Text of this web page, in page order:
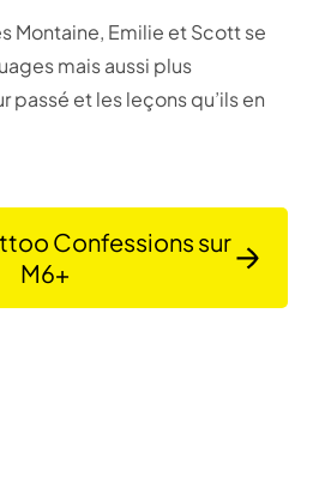
Montaine, Emilie et Scott se
mais aussi plus
passé et les leçons qu’ils en
Confessions sur
M6+